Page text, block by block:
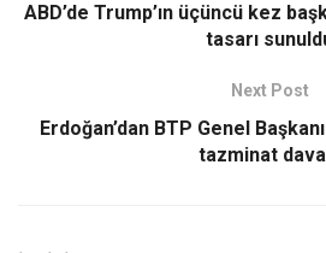
ABD’de Trump’ın üçüncü kez
tasarı
Next Post
Erdoğan’dan BTP Genel
tazminat